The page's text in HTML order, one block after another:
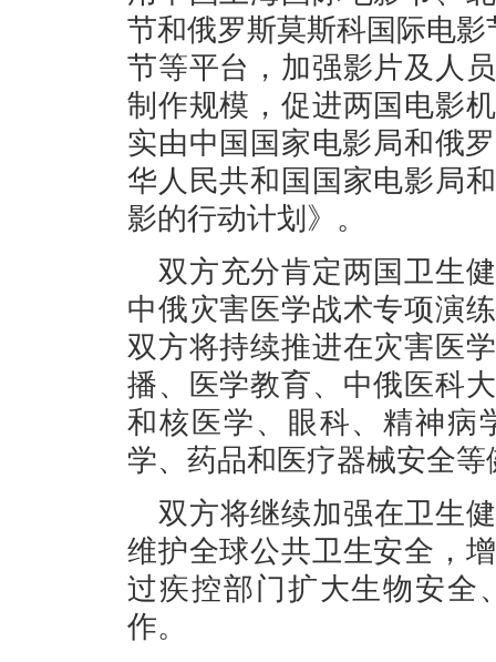
节和俄罗斯莫斯科国际电影
节等平台，加强影片及人
制作规模，促进两国电影
实由中国国家电影局和俄
华人民共和国国家电影局
影的行动计划》。
双方充分肯定两国卫生
中俄灾害医学战术专项演
双方将持续推进在灾害医
播、医学教育、中俄医科
和核医学、眼科、精神病
学、药品和医疗器械安全
双方将继续加强在卫生
维护全球公共卫生安全，
过疾控部门扩大生物安全
作。